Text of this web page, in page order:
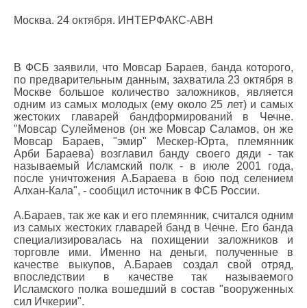
Москва. 24 октября. ИНТЕРФАКС-АВН
В ФСБ заявили, что Мовсар Бараев, банда которого,
по предварительным данным, захватила 23 октября в
Москве большое количество заложников, является
одним из самых молодых (ему около 25 лет) и самых
жестоких главарей бандформирований в Чечне.
"Мовсар Сулейменов (он же Мовсар Саламов, он же
Мовсар Бараев, "эмир" Мескер-Юрта, племянник
Арби Бараева) возглавил банду своего дяди - так
называемый Исламский полк - в июле 2001 года,
после уничтожения А.Бараева в бою под селением
Алхан-Кала", - сообщил источник в ФСБ России.
А.Бараев, так же как и его племянник, считался одним
из самых жестоких главарей банд в Чечне. Его банда
специализировалась на похищении заложников и
торговле ими. Именно на деньги, полученные в
качестве выкупов, А.Бараев создал свой отряд,
впоследствии в качестве так называемого
Исламского полка вошедший в состав "вооруженных
сил Ичкерии".